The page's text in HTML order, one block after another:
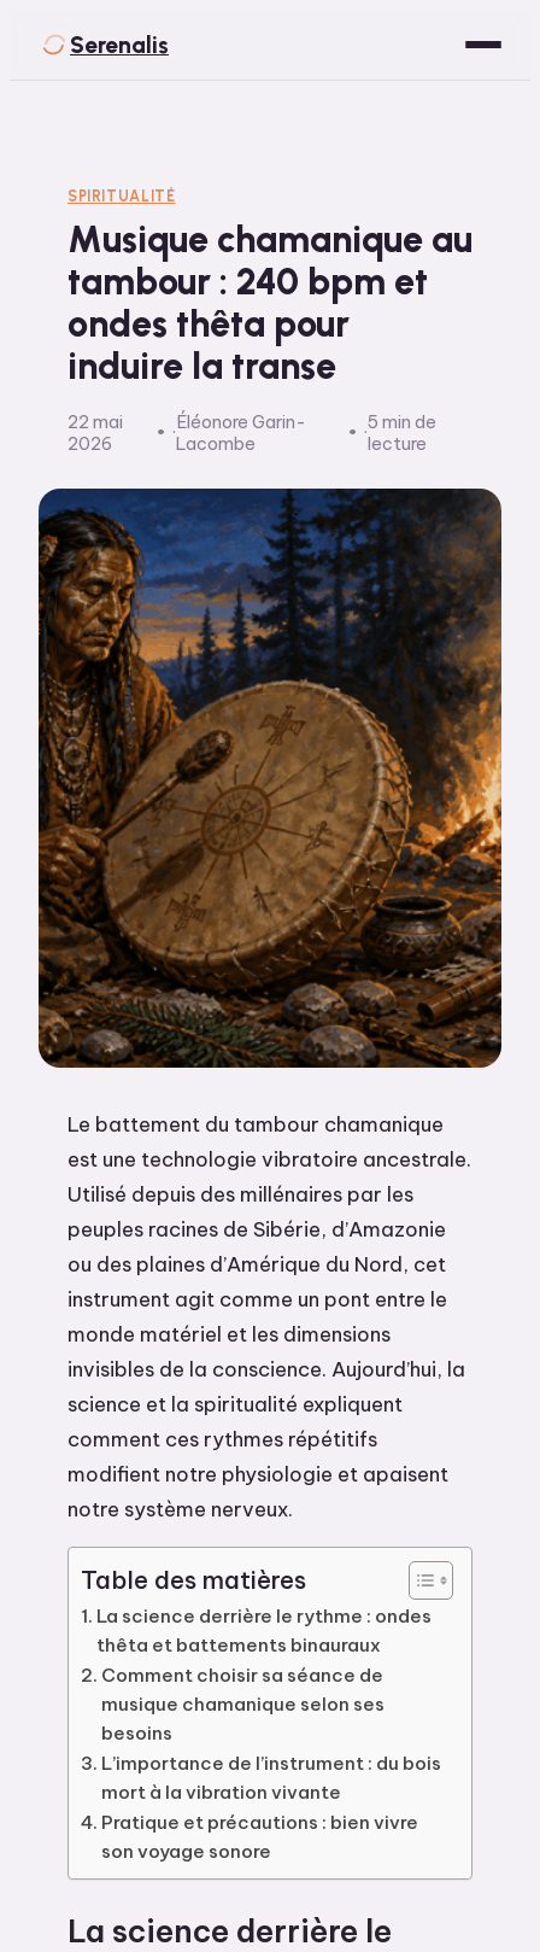
Serenalis
Bien-être
Développement Personnel
Spiritualité
Voyage
SPIRITUALITÉ
Musique chamanique au
tambour : 240 bpm et
ondes thêta pour
induire la transe
22 mai
2026
·Éléonore Garin-
Lacombe
·5 min de
lecture
Le battement du tambour chamanique
est une technologie vibratoire ancestrale.
Utilisé depuis des millénaires par les
peuples racines de Sibérie, d’Amazonie
ou des plaines d’Amérique du Nord, cet
instrument agit comme un pont entre le
monde matériel et les dimensions
invisibles de la conscience. Aujourd’hui, la
science et la spiritualité expliquent
comment ces rythmes répétitifs
modifient notre physiologie et apaisent
notre système nerveux.
Table des matières
La science derrière le rythme : ondes
thêta et battements binauraux
Comment choisir sa séance de
musique chamanique selon ses
besoins
L’importance de l’instrument : du bois
mort à la vibration vivante
Pratique et précautions : bien vivre
son voyage sonore
La science derrière le